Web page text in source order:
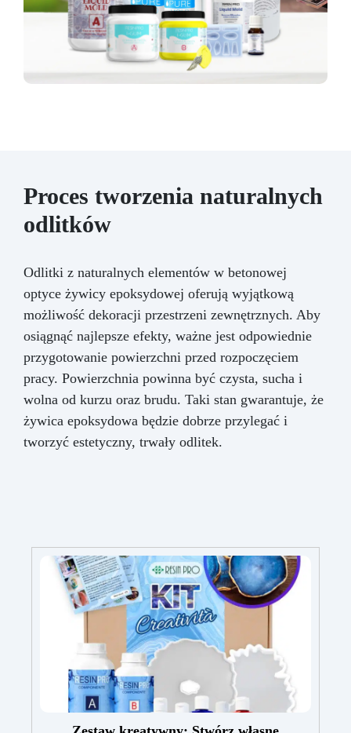
Proces tworzenia naturalnych
odlitków
Odlitki z naturalnych elementów w betonowej
optyce żywicy epoksydowej oferują wyjątkową
możliwość dekoracji przestrzeni zewnętrznych. Aby
osiągnąć najlepsze efekty, ważne jest odpowiednie
przygotowanie powierzchni przed rozpoczęciem
pracy. Powierzchnia powinna być czysta, sucha i
wolna od kurzu oraz brudu. Taki stan gwarantuje, że
żywica epoksydowa będzie dobrze przylegać i
tworzyć estetyczny, trwały odlitek.